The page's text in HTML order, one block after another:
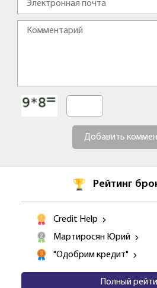
Добавить
Рейтинг
Credit Help
Мартиросян Юрий
"Одобрим кредит"
Полный